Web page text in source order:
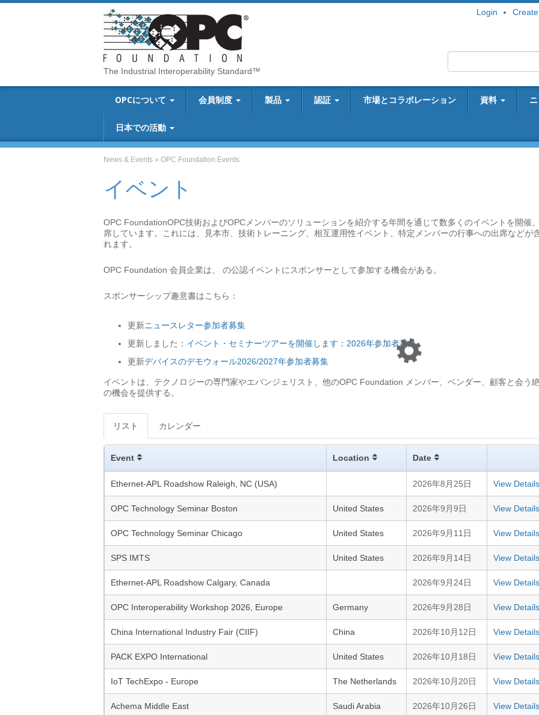
The Industrial Interoperability Standard™
Login
OPCについて 会員制度 製品 認証 市場とコラボレーション 資料
日本での活動
News & Events » OPC Foundation Events
イベント
OPC FoundationOPC技術およびOPCメンバーのソリューションを紹介する年間を通じて数多くのイベントを開催
席しています。これには、見本市、技術トレーニング、相互運用性イベント、特定メンバーの行事への出席などが
れます。
OPC Foundation 会員企業は、 の公認イベントにスポンサーとして参加する機会がある。
スポンサーシップ趣意書はこちら：
更新ニュースレター参加者募集
更新しました： イベント・セミナーツアーを開催します：2026年参加者募集
更新デバイスのデモウォール2026/2027年参加者募集
イベントは、テクノロジーの専門家やエバンジェリスト、他のOPC Foundation メンバー、ベンダー、顧客と会う
の機会を提供する。
リスト カレンダー
Event Location Date
Ethernet-APL Roadshow Raleigh, NC (USA) 2026年8月25日 View Details
OPC Technology Seminar Boston United States 2026年9月9日 View Details
OPC Technology Seminar Chicago United States 2026年9月11日 View Details
SPS IMTS United States 2026年9月14日 View Details
Ethernet-APL Roadshow Calgary, Canada 2026年9月24日 View Details
OPC Interoperability Workshop 2026, Europe Germany 2026年9月28日 View Details
China International Industry Fair (CIIF) China 2026年10月12日 View Details
PACK EXPO International United States 2026年10月18日 View Details
IoT TechExpo - Europe The Netherlands 2026年10月20日 View Details
Achema Middle East Saudi Arabia 2026年10月26日 View Details